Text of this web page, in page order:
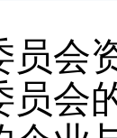
会
员会